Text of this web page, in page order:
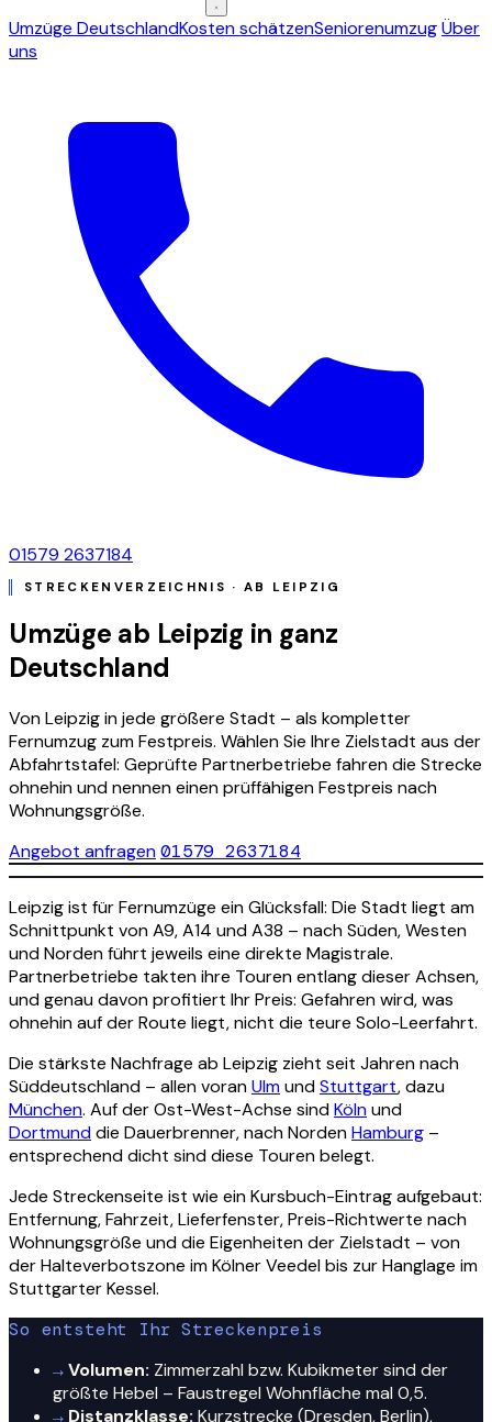
Umzüge DeutschlandKosten schätzenSeniorenumzugÜber
uns
01579 2637184
STRECKENVERZEICHNIS · AB LEIPZIG
Umzüge ab Leipzig in ganz
Deutschland
Von Leipzig in jede größere Stadt – als kompletter
Fernumzug zum Festpreis. Wählen Sie Ihre Zielstadt aus der
Abfahrtstafel: Geprüfte Partnerbetriebe fahren die Strecke
ohnehin und nennen einen prüffähigen Festpreis nach
Wohnungsgröße.
Angebot anfragen01579 2637184
Leipzig ist für Fernumzüge ein Glücksfall: Die Stadt liegt am
Schnittpunkt von A9, A14 und A38 – nach Süden, Westen
und Norden führt jeweils eine direkte Magistrale.
Partnerbetriebe takten ihre Touren entlang dieser Achsen,
und genau davon profitiert Ihr Preis: Gefahren wird, was
ohnehin auf der Route liegt, nicht die teure Solo-Leerfahrt.
Die stärkste Nachfrage ab Leipzig zieht seit Jahren nach
Süddeutschland – allen voranUlmundStuttgart, dazu
München. Auf der Ost-West-Achse sindKölnund
Dortmunddie Dauerbrenner, nach NordenHamburg –
entsprechend dicht sind diese Touren belegt.
Jede Streckenseite ist wie ein Kursbuch-Eintrag aufgebaut:
Entfernung, Fahrzeit, Lieferfenster, Preis-Richtwerte nach
Wohnungsgröße und die Eigenheiten der Zielstadt – von
der Halteverbotszone im Kölner Veedel bis zur Hanglage im
Stuttgarter Kessel.
So entsteht Ihr Streckenpreis
→Volumen: Zimmerzahl bzw. Kubikmeter sind der
größte Hebel – Faustregel Wohnfläche mal 0,5.
→ Distanzklasse: Kurzstrecke (Dresden, Berlin),